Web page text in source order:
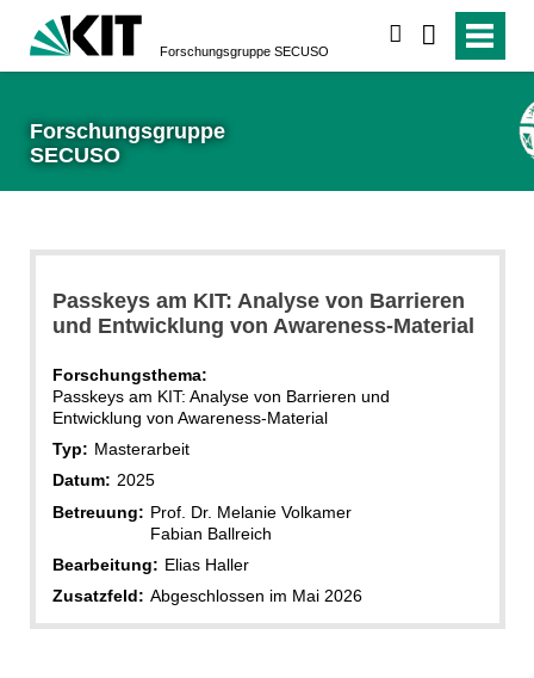
Forschungsgruppe SECUSO
Forschungsgruppe
SECUSO
Passkeys am KIT: Analyse von Barrieren
und Entwicklung von Awareness-Material
Forschungsthema:
Passkeys am KIT: Analyse von Barrieren und
Entwicklung von Awareness-Material
Typ: Masterarbeit
Datum: 2025
Betreuung: Prof. Dr. Melanie Volkamer
Fabian Ballreich
Bearbeitung: Elias Haller
Zusatzfeld: Abgeschlossen im Mai 2026